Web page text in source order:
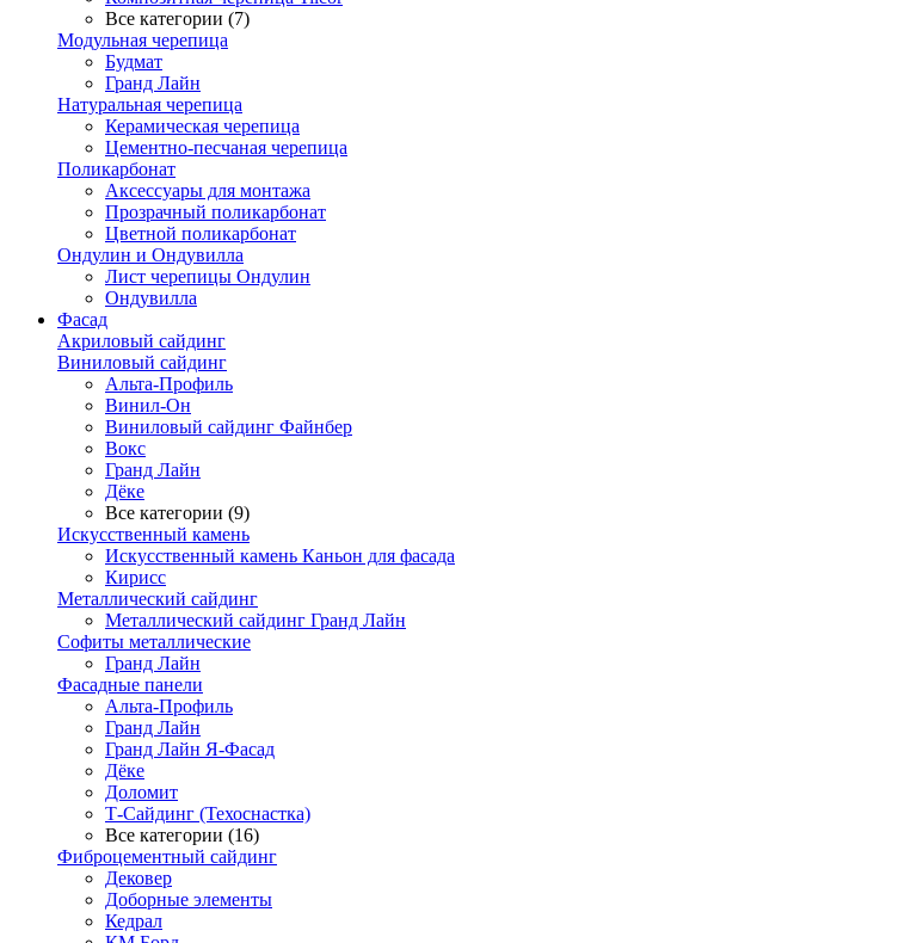
Все категории (7)
Модульная черепица
Будмат
Гранд Лайн
Натуральная черепица
Керамическая черепица
Цементно-песчаная черепица
Поликарбонат
Аксессуары для монтажа
Прозрачный поликарбонат
Цветной поликарбонат
Ондулин и Ондувилла
Лист черепицы Ондулин
Ондувилла
Фасад
Акриловый сайдинг
Виниловый сайдинг
Альта-Профиль
Винил-Он
Виниловый сайдинг Файнбер
Вокс
Гранд Лайн
Дёке
Все категории (9)
Искусственный камень
Искусственный камень Каньон для фасада
Кирисс
Металлический сайдинг
Металлический сайдинг Гранд Лайн
Софиты металлические
Гранд Лайн
Фасадные панели
Альта-Профиль
Гранд Лайн
Гранд Лайн Я-Фасад
Дёке
Доломит
Т-Сайдинг (Техоснастка)
Все категории (16)
Фиброцементный сайдинг
Дековер
Доборные элементы
Кедрал